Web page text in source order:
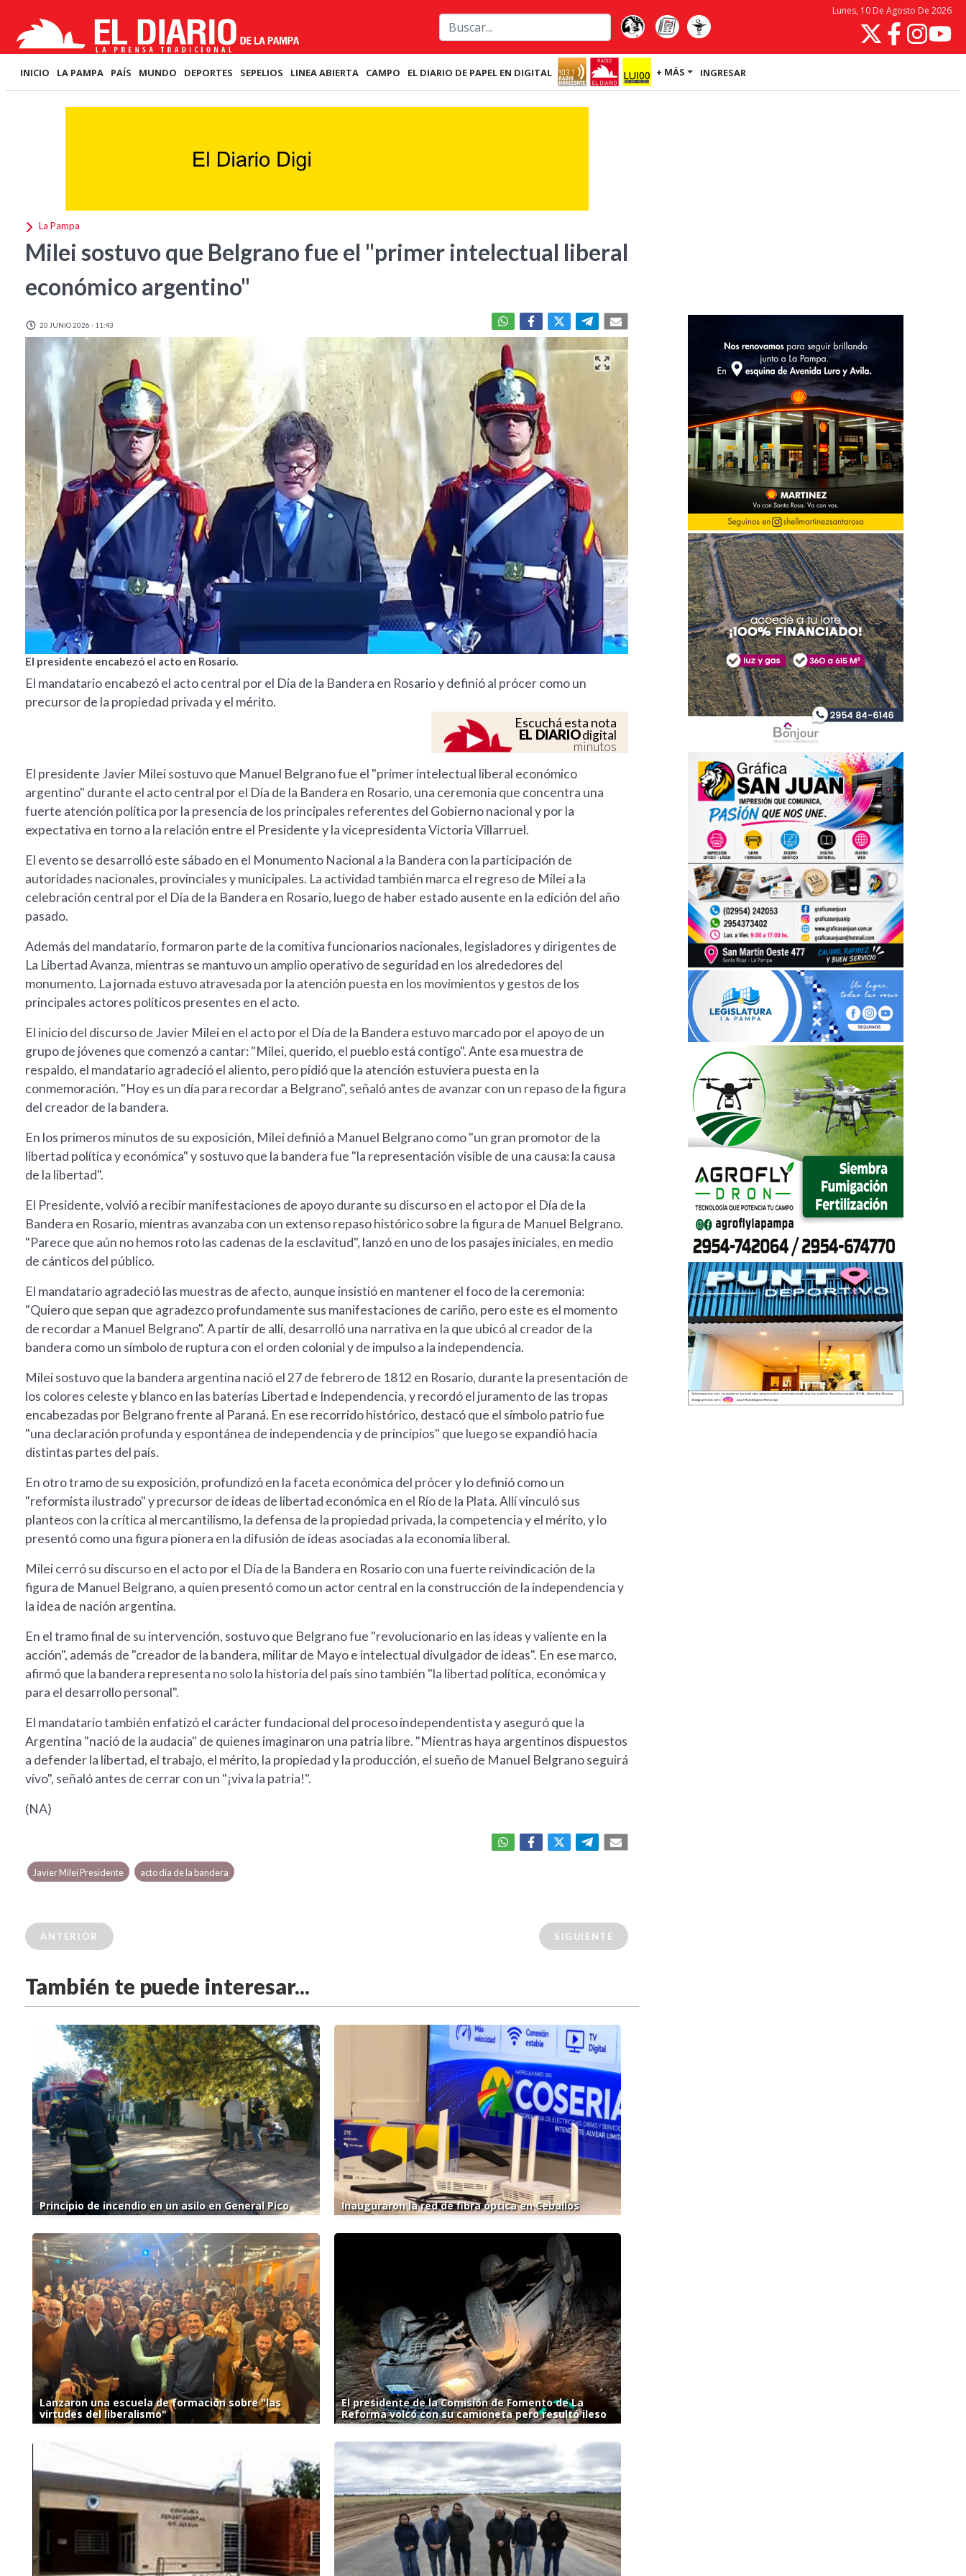
Lunes, 10 De Agosto De 2026
INICIO LA PAMPA PAÍS MUNDO DEPORTES SEPELIOS LINEA ABIERTA CAMPO EL DIARIO DE PAPEL EN DIGITAL + MÁS INGRESAR
La Pampa
Milei sostuvo que Belgrano fue el "primer intelectual liberal
económico argentino"
20 JUNIO 2026 - 11:43
El presidente encabezó el acto en Rosario.
El mandatario encabezó el acto central por el Día de la Bandera en Rosario y definió al prócer como un
precursor de la propiedad privada y el mérito.
Escuchá esta nota
EL DIARIOdigital
minutos
El presidente Javier Milei sostuvo que Manuel Belgrano fue el "primer intelectual liberal económico
argentino" durante el acto central por el Día de la Bandera en Rosario, una ceremonia que concentra una
fuerte atención política por la presencia de los principales referentes del Gobierno nacional y por la
expectativa en torno a la relación entre el Presidente y la vicepresidenta Victoria Villarruel.
El evento se desarrolló este sábado en el Monumento Nacional a la Bandera con la participación de
autoridades nacionales, provinciales y municipales. La actividad también marca el regreso de Milei a la
celebración central por el Día de la Bandera en Rosario, luego de haber estado ausente en la edición del año
pasado.
Además del mandatario, formaron parte de la comitiva funcionarios nacionales, legisladores y dirigentes de
La Libertad Avanza, mientras se mantuvo un amplio operativo de seguridad en los alrededores del
monumento. La jornada estuvo atravesada por la atención puesta en los movimientos y gestos de los
principales actores políticos presentes en el acto.
El inicio del discurso de Javier Milei en el acto por el Día de la Bandera estuvo marcado por el apoyo de un
grupo de jóvenes que comenzó a cantar: "Milei, querido, el pueblo está contigo". Ante esa muestra de
respaldo, el mandatario agradeció el aliento, pero pidió que la atención estuviera puesta en la
conmemoración. "Hoy es un día para recordar a Belgrano", señaló antes de avanzar con un repaso de la figura
del creador de la bandera.
En los primeros minutos de su exposición, Milei definió a Manuel Belgrano como "un gran promotor de la
libertad política y económica" y sostuvo que la bandera fue "la representación visible de una causa: la causa
de la libertad".
El Presidente, volvió a recibir manifestaciones de apoyo durante su discurso en el acto por el Día de la
Bandera en Rosario, mientras avanzaba con un extenso repaso histórico sobre la figura de Manuel Belgrano.
"Parece que aún no hemos roto las cadenas de la esclavitud", lanzó en uno de los pasajes iniciales, en medio
de cánticos del público.
El mandatario agradeció las muestras de afecto, aunque insistió en mantener el foco de la ceremonia:
"Quiero que sepan que agradezco profundamente sus manifestaciones de cariño, pero este es el momento
de recordar a Manuel Belgrano". A partir de allí, desarrolló una narrativa en la que ubicó al creador de la
bandera como un símbolo de ruptura con el orden colonial y de impulso a la independencia.
Milei sostuvo que la bandera argentina nació el 27 de febrero de 1812 en Rosario, durante la presentación de
los colores celeste y blanco en las baterías Libertad e Independencia, y recordó el juramento de las tropas
encabezadas por Belgrano frente al Paraná. En ese recorrido histórico, destacó que el símbolo patrio fue
"una declaración profunda y espontánea de independencia y de principios" que luego se expandió hacia
distintas partes del país.
En otro tramo de su exposición, profundizó en la faceta económica del prócer y lo definió como un
"reformista ilustrado" y precursor de ideas de libertad económica en el Río de la Plata. Allí vinculó sus
planteos con la crítica al mercantilismo, la defensa de la propiedad privada, la competencia y el mérito, y lo
presentó como una figura pionera en la difusión de ideas asociadas a la economía liberal.
Milei cerró su discurso en el acto por el Día de la Bandera en Rosario con una fuerte reivindicación de la
figura de Manuel Belgrano, a quien presentó como un actor central en la construcción de la independencia y
la idea de nación argentina.
En el tramo final de su intervención, sostuvo que Belgrano fue "revolucionario en las ideas y valiente en la
acción", además de "creador de la bandera, militar de Mayo e intelectual divulgador de ideas". En ese marco,
afirmó que la bandera representa no solo la historia del país sino también "la libertad política, económica y
para el desarrollo personal".
El mandatario también enfatizó el carácter fundacional del proceso independentista y aseguró que la
Argentina "nació de la audacia" de quienes imaginaron una patria libre. "Mientras haya argentinos dispuestos
a defender la libertad, el trabajo, el mérito, la propiedad y la producción, el sueño de Manuel Belgrano seguirá
vivo", señaló antes de cerrar con un "¡viva la patria!".
(NA)
Javier Milei Presidente acto día de la bandera
ANTERIOR SIGUIENTE
También te puede interesar...
Principio de incendio en un asilo en General Pico Inauguraron la red de fibra óptica en Ceballos
Lanzaron una escuela de formación sobre "las
virtudes del liberalismo"
El presidente de la Comisión de Fomento de La
Reforma volcó con su camioneta pero resultó ileso